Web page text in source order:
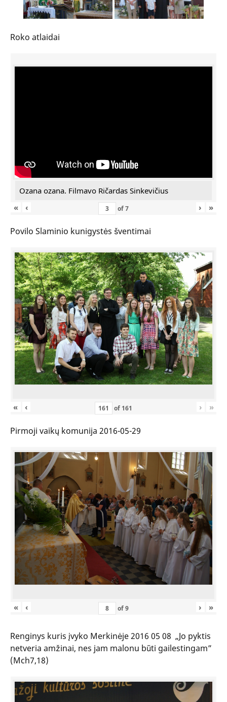
Roko atlaidai
Ozana ozana. Filmavo Ričardas Sinkevičius
«
‹ of7 › »
Povilo Slaminio kunigystės šventimai
« ‹ of 161 › »
Pirmoji vaikų komunija 2016-05-29
« ‹ of9 › »
Renginys kuris įvyko Merkinėje 2016 05 08 „Jo pyktis
netveria amžinai, nes jam malonu būti gailestingam”
(Mch7,18)